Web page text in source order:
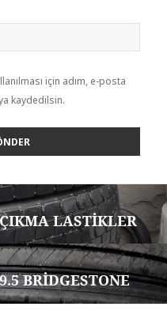
için adım, e-posta
kaydedilsin.
LASTİKLER
BRİDGESTONE